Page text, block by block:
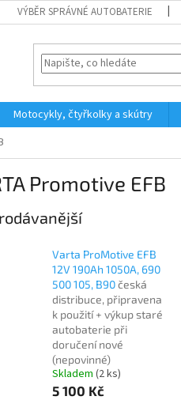
VÝBĚR SPRÁVNÉ AUTOBATERIE
Motocykly, čtyřkolky a skútry
Promotive EFB
Varta ProMotive EFB
12V 190Ah 1050A, 690
500 105, B90česká
distribuce, připravena
k použití + výkup staré
autobaterie při
doručení nové
(nepovinné)
Skladem (2 ks)
5 100 Kč